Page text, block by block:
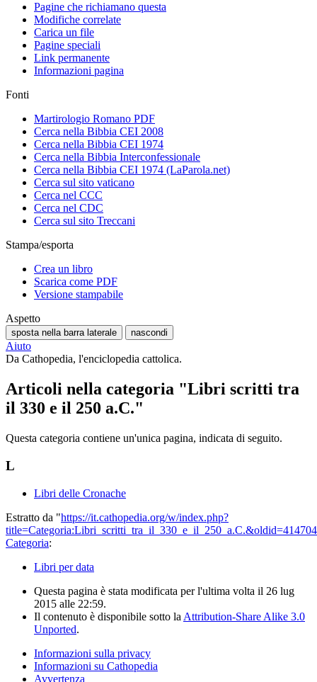
Pagine che richiamano questa
Modifiche correlate
Carica un file
Pagine speciali
Link permanente
Informazioni pagina
Fonti
Martirologio Romano PDF
Cerca nella Bibbia CEI 2008
Cerca nella Bibbia CEI 1974
Cerca nella Bibbia Interconfessionale
Cerca nella Bibbia CEI 1974 (LaParola.net)
Cerca sul sito vaticano
Cerca nel CCC
Cerca nel CDC
Cerca sul sito Treccani
Stampa/esporta
Crea un libro
Scarica come PDF
Versione stampabile
Aspetto
sposta nella barra laterale nascondi
Aiuto
Da Cathopedia, l'enciclopedia cattolica.
Articoli nella categoria "Libri scritti tra
il 330 e il 250 a.C."
Questa categoria contiene un'unica pagina, indicata di seguito.
L
Libri delle Cronache
Estratto da "https://it.cathopedia.org/w/index.php?
title=Categoria:Libri_scritti_tra_il_330_e_il_250_a.C.&oldid=414704
Categoria:
Libri per data
Questa pagina è stata modificata per l'ultima volta il 26 lug
2015 alle 22:59.
Il contenuto è disponibile sotto la Attribution-Share Alike 3.0
Unported.
Informazioni sulla privacy
Informazioni su Cathopedia
Avvertenza